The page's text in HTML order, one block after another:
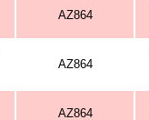
AZ864
AZ864
AZ864